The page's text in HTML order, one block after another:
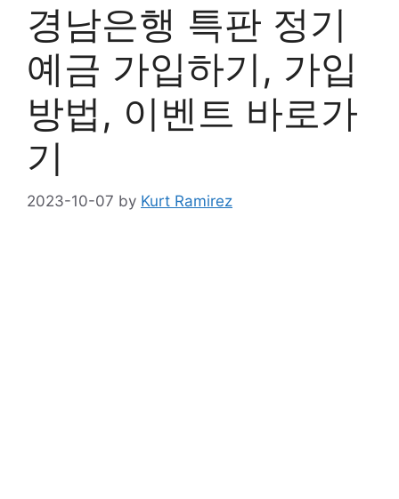
경남은행 특판 정기
예금 가입하기, 가입
방법, 이벤트 바로가
기
2023-10-07 by Kurt Ramirez